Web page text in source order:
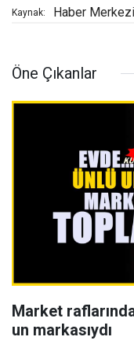
Kaynak: Haber Merkezi
Öne Çıkanlar
Market
un markasıydı